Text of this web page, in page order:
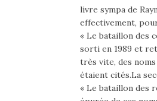
livre sympa de
effectivement,
« Le bataillon des
sorti en 1989 et
très vite, des noms
étaient cités.La
« Le bataillon des